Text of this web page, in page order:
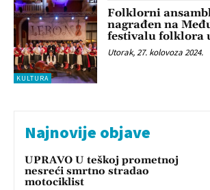
KULTURA
Folklorni
nagrađen na
festivalu folklora
Utorak, 27. kolovoza 2024.
Najnovije objave
UPRAVO U teškoj prometnoj
nesreći smrtno stradao
motociklist